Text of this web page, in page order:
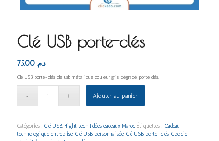
Clé USB porte-clés
د.م. 75.00
Clé USB porte-clés cle usb métallique couleur gris dégradé, porte clés.
Ajouter au panier
Catégories : Clé USB, Hight tech, Idées cadeaux Maroc Étiquettes : Cadeau
technologique entreprise, Clé USB personnalisée, Clé USB porte-clés, Goodie